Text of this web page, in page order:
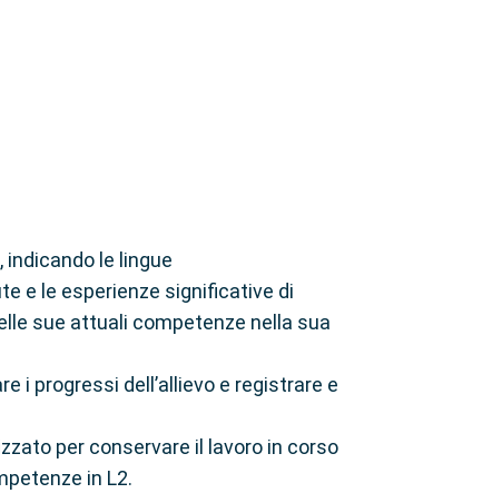
indicando le lingue
e le esperienze significative di
sue attuali competenze nella sua
i progressi dell’allievo e registrare e
per conservare il lavoro in corso
in L2.